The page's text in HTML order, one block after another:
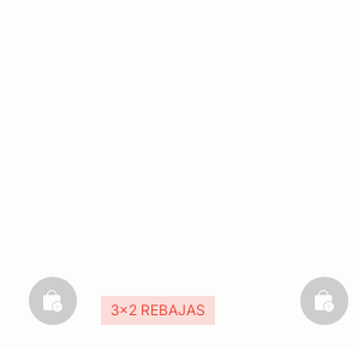
basketfull3x2 REBAJAS